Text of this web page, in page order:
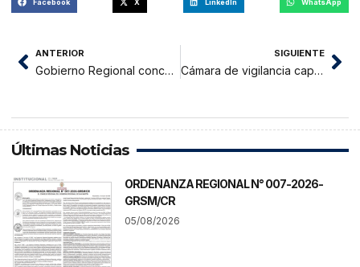
Facebook X LinkedIn WhatsApp
ANTERIOR
Gobierno Regional concesionó 70 hectáreas a rondas campesinas
SIGUIENTE
Cámara de vigilancia capta robando a sujeto vestido con polo de Alianza Lima
Últimas Noticias
ORDENANZA REGIONAL N° 007-2026-
GRSM/CR
05/08/2026